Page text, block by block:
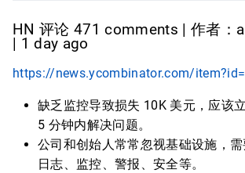
HN 评论 471 comments | 作者：
| 1 day ago
https://news.ycombinator.com/
缺乏监控导致损失 10K 美元，应该
5 分钟内解决问题。
公司和创始人常常忽视基础设施，
日志、监控、警报、安全等。